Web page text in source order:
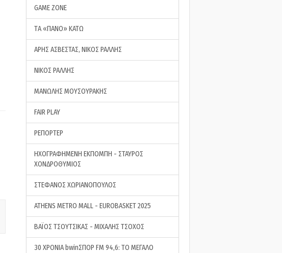
GAME ZONE
ΤA «ΠΑΝΟ» ΚΑΤΩ
ΑΡΗΣ ΑΣΒΕΣΤΑΣ, ΝΙΚΟΣ ΡΑΛΛΗΣ
ΝΙΚΟΣ ΡΑΛΛΗΣ
ΜΑΝΩΛΗΣ ΜΟΥΣΟΥΡΑΚΗΣ
FAIR PLAY
ΡΕΠΟΡΤΕΡ
ΗΧΟΓΡΑΦΗΜΕΝΗ ΕΚΠΟΜΠΗ - ΣΤΑΥΡΟΣ
ΧΟΝΔΡΟΘΥΜΙΟΣ
ΣΤΕΦΑΝΟΣ ΧΩΡΙΑΝΟΠΟΥΛΟΣ
ATHENS METRO MALL - EUROBASKET 2025
ΒΑΪΟΣ ΤΣΟΥΤΣΙΚΑΣ - ΜΙΧΑΛΗΣ ΤΣΟΧΟΣ
30 ΧΡΟΝΙΑ bwinΣΠΟΡ FM 94,6: ΤΟ ΜΕΓΑΛΟ